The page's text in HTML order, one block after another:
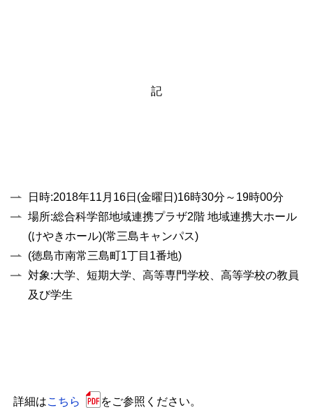
記
日時:2018年11月16日(金曜日)16時30分～19時00分
場所:総合科学部地域連携プラザ2階 地域連携大ホール
(けやきホール)(常三島キャンパス)
(徳島市南常三島町1丁目1番地)
対象:大学、短期大学、高等専門学校、高等学校の教員
及び学生
詳細はこちら をご参照ください。